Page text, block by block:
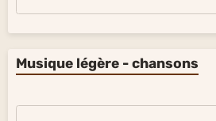
Musique légère - chansons